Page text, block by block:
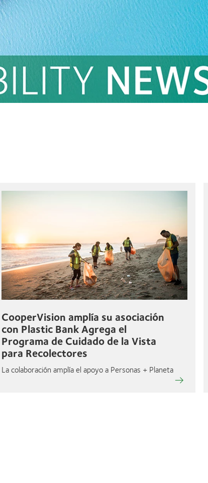
CooperVision amplía su asociación
con Plastic Bank Agrega el
Programa de Cuidado de la Vista
para Recolectores
La colaboración amplía el apoyo a Personas + Planeta